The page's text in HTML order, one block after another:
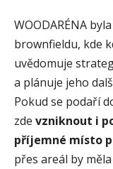
WOODARÉNA
brownfieldu, kde
uvědomuje
a plánuje jeho
Pokud se podaří
zde vzniknout i
příjemné místo
přes areál by